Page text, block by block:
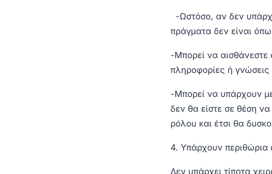
-Ωστόσο, αν δεν
πράγματα δεν είναι
-Μπορεί να αισθάνεστε
πληροφορίες ή
-Μπορεί να υπάρχουν
δεν θα είστε σε θέση να
ρόλου και έτσι θα
4. Υπάρχουν περιθώρια
Δεν υπάρχει τίποτα